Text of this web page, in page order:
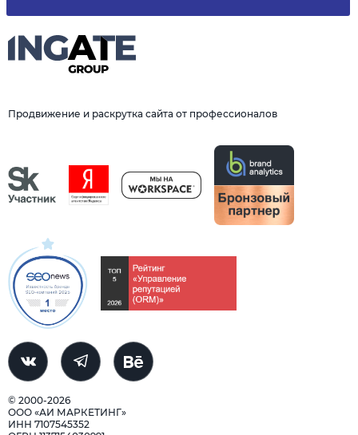
Продвижение и раскрутка сайта от профессионалов
© 2000-2026
ООО «АИ МАРКЕТИНГ»
ИНН 7107545352